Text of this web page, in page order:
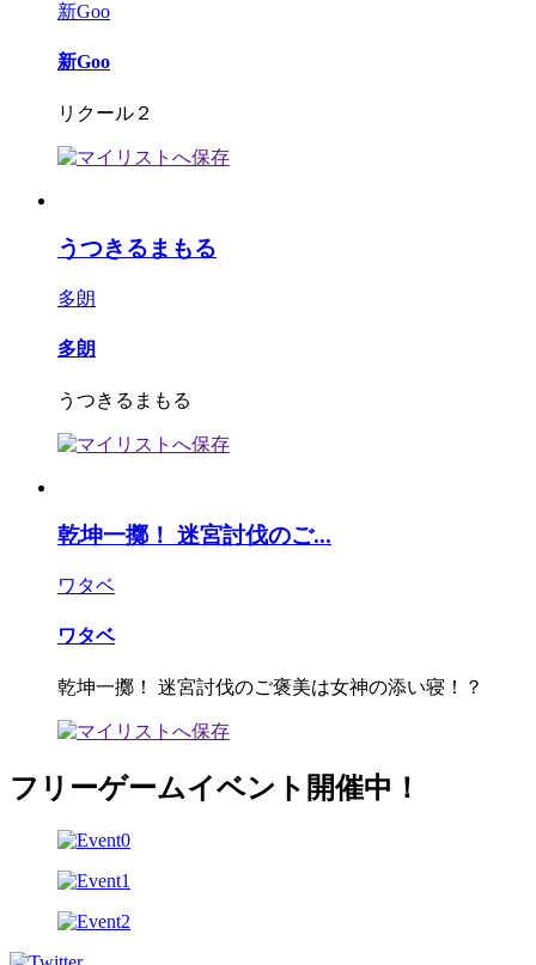
新Goo
新Goo
リクール２
うつきるまもる
多朗
多朗
うつきるまもる
乾坤一擲！ 迷宮討伐のご...
ワタベ
ワタベ
乾坤一擲！ 迷宮討伐のご褒美は女神の添い寝！？
フリーゲームイベント開催中！